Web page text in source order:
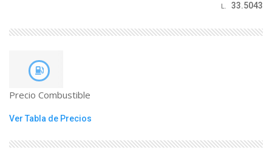
L. 33.5043
Precio Combustible
Ver Tabla de Precios